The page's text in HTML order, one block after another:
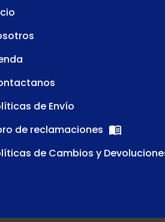
de Envío
de reclamaciones
de Cambios y